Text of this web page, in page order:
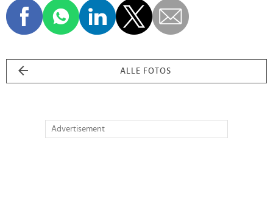
ALLE FOTOS
Advertisement